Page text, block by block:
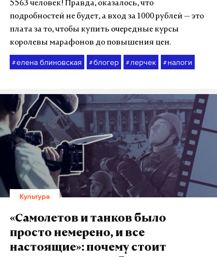
5563 человек! Правда, оказалось, что
подробностей не будет, а вход за 1000 рублей — это
плата за то, чтобы купить очередные курсы
королевы марафонов до повышения цен.
#елена блиновская #блогер # лерчек # налоги
Культура
«Самолетов и танков было
просто немерено, и все
настоящие»: почему стоит